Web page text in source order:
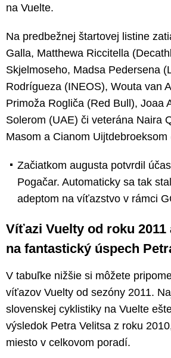
na Vuelte.
Na predbežnej štartovej listine
Galla, Matthewa Riccitella
Skjelmoseho, Madsa Pedersena
Rodrígueza (INEOS), Wouta van
Primoža Rogliča (Red Bull), Joaa
Solerom (UAE) či veterána Naira
Masom a Cianom Uijtdebroeksom
Začiatkom augusta potvrdil
Pogačar. Automaticky sa tak
adeptom na víťazstvo v rámci
Víťazi Vuelty od roku 2011
na fantastický úspech
V tabuľke nižšie si môžete
víťazov Vuelty od sezóny 2011.
slovenskej cyklistiky na Vuelte
výsledok Petra Velitsa z roku
miesto v celkovom poradí.